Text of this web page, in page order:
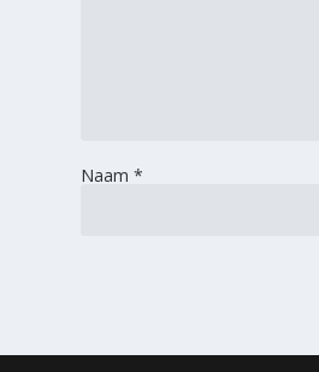
Naam*